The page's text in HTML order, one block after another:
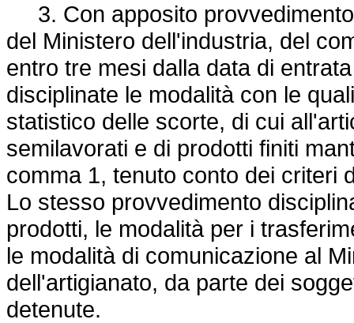
3. Con apposito
del Ministero dell'industria, del
entro tre mesi dalla data di
disciplinate le modalità con le
statistico delle scorte, di cui
semilavorati e di prodotti finiti
comma 1, tenuto conto dei criteri
Lo stesso provvedimento
prodotti, le modalità per i
le modalità di comunicazione al
dell'artigianato, da parte dei
detenute.